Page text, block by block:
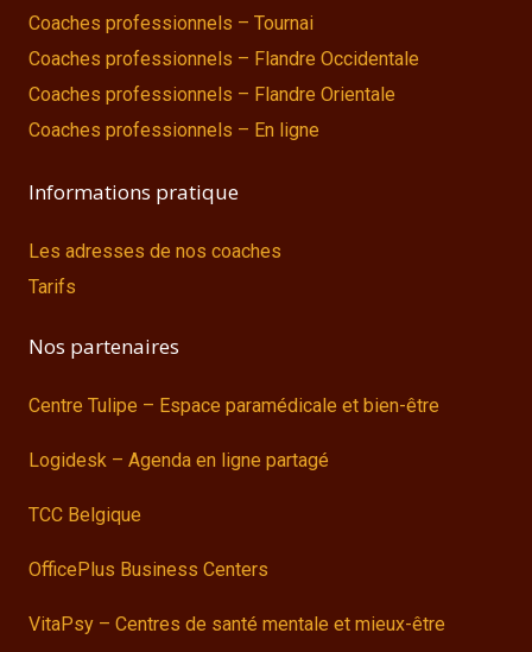
Coaches professionnels – Tournai
Coaches professionnels – Flandre Occidentale
Coaches professionnels – Flandre Orientale
Coaches professionnels – En ligne
Informations pratique
Les adresses de nos coaches
Tarifs
Nos partenaires
Centre Tulipe – Espace paramédicale et bien-être
Logidesk – Agenda en ligne partagé
TCC Belgique
OfficePlus Business Centers
VitaPsy – Centres de santé mentale et mieux-être